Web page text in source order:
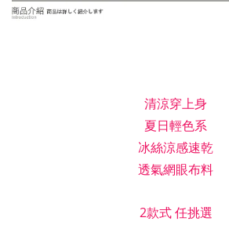
清涼穿上身
夏日輕色系
冰絲涼感速乾
透氣網眼布料
2款式 任挑選